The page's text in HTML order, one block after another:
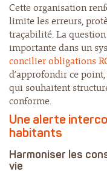
Cette organisation
limite les erreurs,
traçabilité. La
importante dans un
concilier obligations
d’approfondir ce
qui souhaitent
conforme.
Une alerte
habitants
Harmoniser les
vie